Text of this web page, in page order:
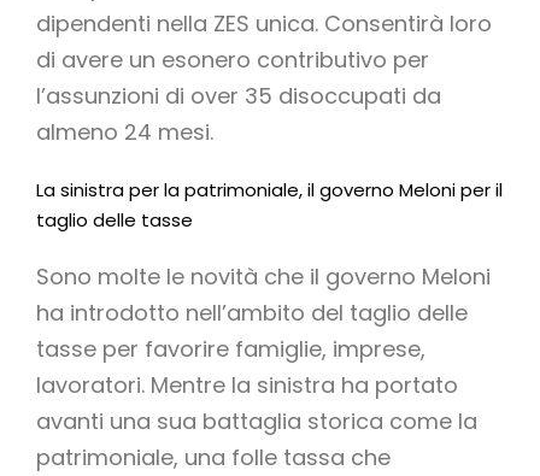
dipendenti nella ZES unica. Consentirà loro
di avere un esonero contributivo per
l’assunzioni di over 35 disoccupati da
almeno 24 mesi.
La sinistra per la patrimoniale, il governo Meloni per il
taglio delle tasse
Sono molte le novità che il governo Meloni
ha introdotto nell’ambito del taglio delle
tasse per favorire famiglie, imprese,
lavoratori. Mentre la sinistra ha portato
avanti una sua battaglia storica come la
patrimoniale, una folle tassa che